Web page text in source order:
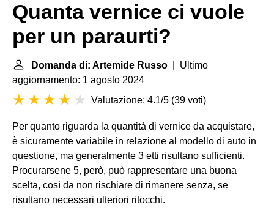
Quanta vernice ci vuole
per un paraurti?
Domanda di: Artemide Russo | Ultimo
aggiornamento: 1 agosto 2024
Valutazione: 4.1/5 (39 voti)
Per quanto riguarda la quantità di vernice da acquistare,
è sicuramente variabile in relazione al modello di auto in
questione, ma generalmente 3 etti risultano sufficienti.
Procurarsene 5, però, può rappresentare una buona
scelta, così da non rischiare di rimanere senza, se
risultano necessari ulteriori ritocchi.